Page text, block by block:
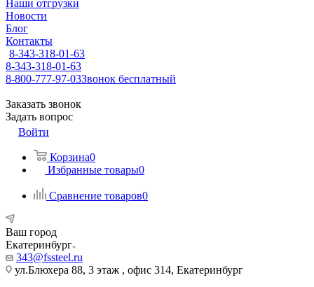
Наши отгрузки
Новости
Блог
Контакты
8-343-318-01-63
8-343-318-01-63
8-800-777-97-03Звонок бесплатный
Заказать звонок
Задать вопрос
Войти
Корзина0
Избранные товары0
Сравнение товаров0
Ваш город
Екатеринбург
343@fssteel.ru
ул.Блюхера 88, 3 этаж , офис 314, Екатеринбург